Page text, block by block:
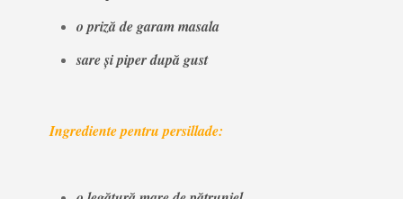
o priză de garam masala
sare și piper după gust
Ingrediente pentru persillade: